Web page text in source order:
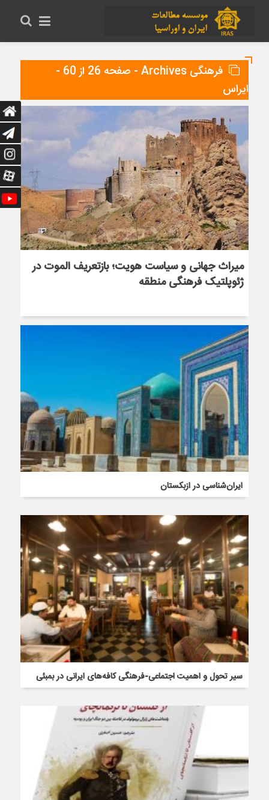
فرهنگی Archives - صفحه 26 از 60 -
ایراس
میراث جهانی و سیاست هویت؛ بازتعریف الموت در
ژئوپلتیک فرهنگی منطقه
ایران‌شناسی در ازبکستان
سیر تحول و اهمیت اجتماعی-فرهنگی کافه‌های ایرانی در بمبئی